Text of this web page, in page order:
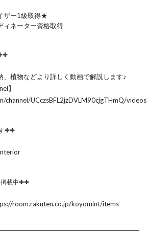
ザー1級取得★
ィネーター資格取得
、植物などより詳しく動画で解説します♪
】
channel/UCczsBFL2jzDVLM90cjgTHmQ/videos
✚✚
載中✚✚
room.rakuten.co.jp/koyomint/items